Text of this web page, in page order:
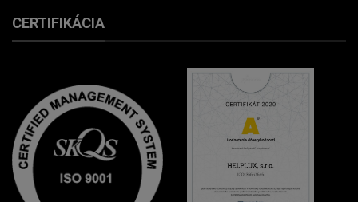
CERTIFIKÁCIA